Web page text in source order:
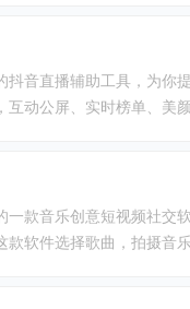
抖音直播辅助工具，为你
互动公屏、实时榜单、美
一款音乐创意短视频社交
款软件选择歌曲，拍摄音